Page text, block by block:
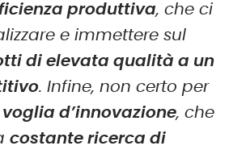
produttiva, che ci
e immettere sul
di elevata qualità a un
. Infine, non certo per
d’innovazione, che
costante ricerca di